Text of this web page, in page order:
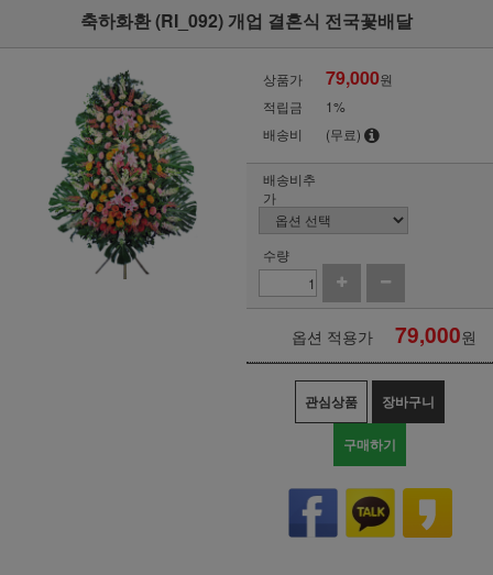
축하화환 (RI_092) 개업 결혼식 전국꽃배달
상품가 79,000원
적립금
1%
배송비
(무료)
배송비추
가
수량
옵션 적용가 79,000원
관심상품 장바구니
구매하기